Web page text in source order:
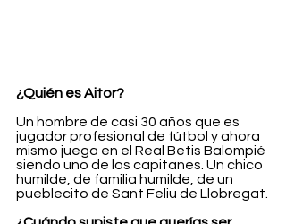
¿Quién es Aitor?
Un hombre de casi 30 años que es
jugador profesional de fútbol y ahora
mismo juega en el Real Betis Balompié
siendo uno de los capitanes. Un chico
humilde, de familia humilde, de un
pueblecito de Sant Feliu de Llobregat.